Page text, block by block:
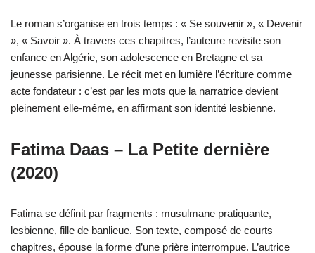
Le roman s’organise en trois temps : « Se souvenir », « Devenir
», « Savoir ». À travers ces chapitres, l’auteure revisite son
enfance en Algérie, son adolescence en Bretagne et sa
jeunesse parisienne. Le récit met en lumière l’écriture comme
acte fondateur : c’est par les mots que la narratrice devient
pleinement elle-même, en affirmant son identité lesbienne.
Fatima Daas – La Petite dernière
(2020)
Fatima se définit par fragments : musulmane pratiquante,
lesbienne, fille de banlieue. Son texte, composé de courts
chapitres, épouse la forme d’une prière interrompue. L’autrice